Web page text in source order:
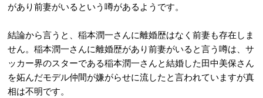
があり前妻がいるという噂があるようです。
結論から言うと、稲本潤一さんに離婚歴はなく前妻も存在しま
せん。稲本潤一さんに離婚歴があり前妻がいると言う噂は、サ
ッカー界のスターである稲本潤一さんと結婚した田中美保さん
を妬んだモデル仲間が嫌がらせに流したと言われていますが真
相は不明です。